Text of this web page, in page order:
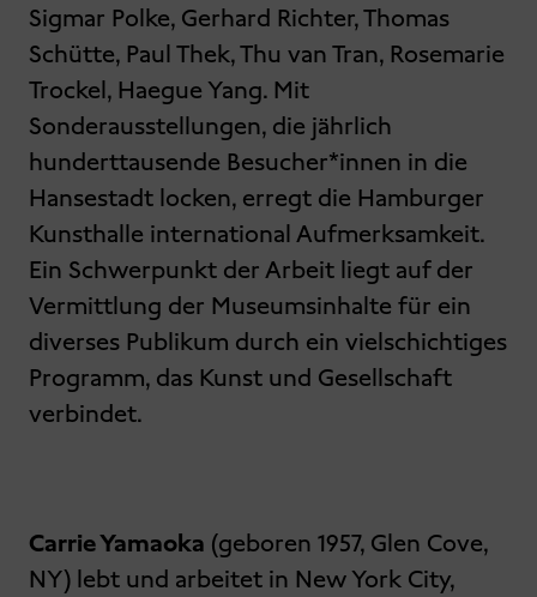
Sigmar Polke, Gerhard Richter, Thomas
Schütte, Paul Thek, Thu van Tran, Rosemarie
Trockel, Haegue Yang. Mit
Sonderausstellungen, die jährlich
hunderttausende Besucher*innen in die
Hansestadt locken, erregt die Hamburger
Kunsthalle international Aufmerksamkeit.
Ein Schwerpunkt der Arbeit liegt auf der
Vermittlung der Museumsinhalte für ein
diverses Publikum durch ein vielschichtiges
Programm, das Kunst und Gesellschaft
verbindet.
Carrie Yamaoka (geboren 1957, Glen Cove,
NY) lebt und arbeitet in New York City,